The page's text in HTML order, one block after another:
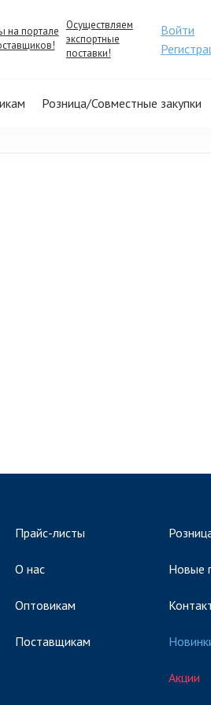
на портале
Осуществляем
экспортные
поставки!
Войти
Розница/Совместные закупки
Прайс-листы
О нас
Оптовикам
Поставщикам
Новые
Акции